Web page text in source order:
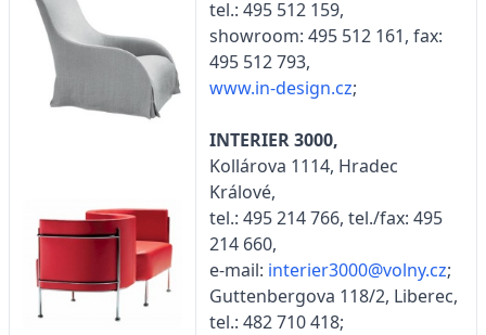
tel.: 495 512 159,
showroom: 495 512 161, fax:
495 512 793,
www.in-design.cz;
INTERIER 3000,
Kollárova 1114, Hradec
Králové,
tel.: 495 214 766, tel./fax: 495
214 660,
e-mail: interier3000@volny.cz;
Guttenbergova 118/2, Liberec,
tel.: 482 710 418;